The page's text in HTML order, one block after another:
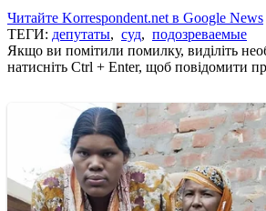
Читайте Korrespondent.net в Google News
ТЕГИ: депутаты, суд, подозреваемые
Якщо ви помітили помилку, виділіть
натисніть Ctrl + Enter, щоб повідомити